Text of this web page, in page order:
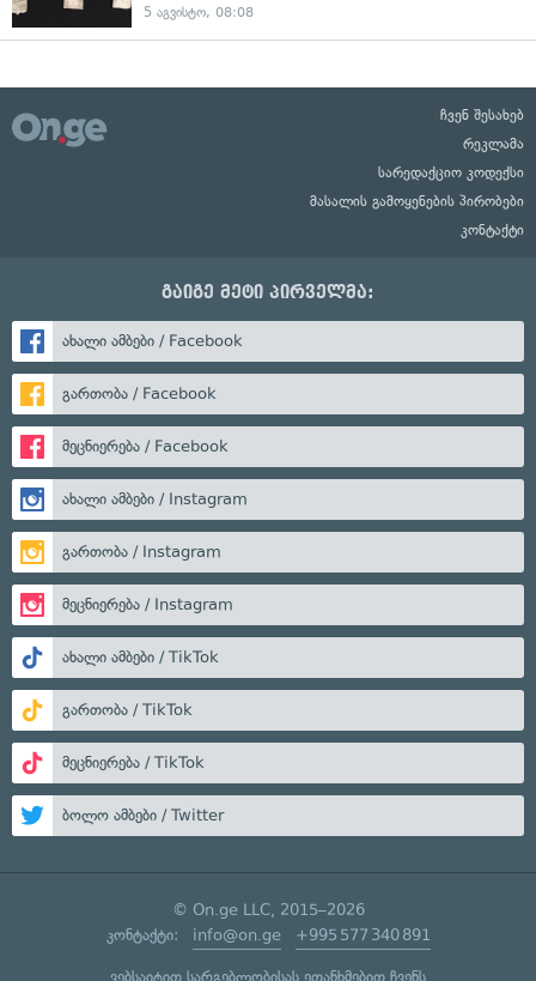
5 აგვისტო, 08:08
ჩვენ შესახებ
რეკლამა
სარედაქციო კოდექსი
მასალის გამოყენების პირობები
კონტაქტი
გაიგე მეტი პირველმა:
ახალი ამბები / Facebook
გართობა / Facebook
მეცნიერება / Facebook
ახალი ამბები / Instagram
გართობა / Instagram
მეცნიერება / Instagram
ახალი ამბები / TikTok
გართობა / TikTok
მეცნიერება / TikTok
ბოლო ამბები / Twitter
© On.ge LLC, 2015–2026
კონტაქტი: info@on.ge +995 577 340 891
ვებსაიტით სარგებლობისას ეთანხმებით ჩვენს